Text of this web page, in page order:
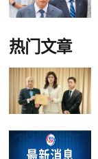
热门文章